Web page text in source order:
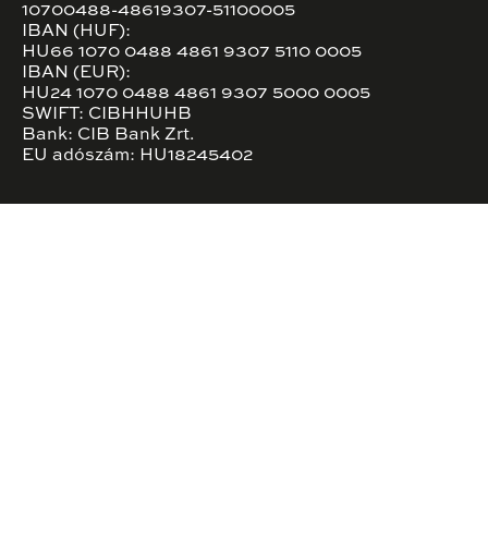
10700488-48619307-51100005
IBAN (HUF):
HU66 1070 0488 4861 9307 5110 0005
IBAN (EUR):
HU24 1070 0488 4861 9307 5000 0005
SWIFT: CIBHHUHB
Bank: CIB Bank Zrt.
EU adószám: HU18245402